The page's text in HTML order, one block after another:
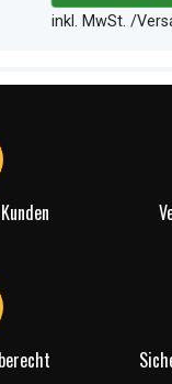
inkl. MwSt. /